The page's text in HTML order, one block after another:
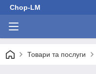
Chop-LM
Товари та послуги